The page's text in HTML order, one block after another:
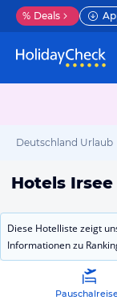
% Deals
Deutschland Urlaub
Hotels Irsee
Diese Hotelliste zeigt
Informationen zu